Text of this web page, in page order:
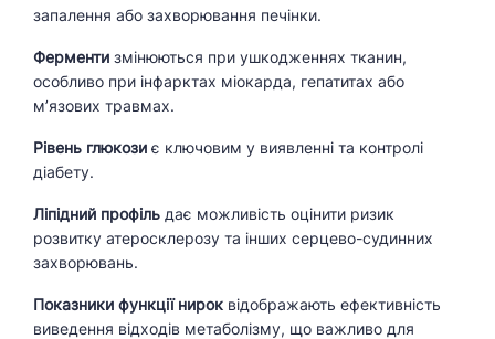
запалення або захворювання печінки.
Ферменти змінюються при ушкодженнях тканин,
особливо при інфарктах міокарда, гепатитах або
м’язових травмах.
Рівень глюкози є ключовим у виявленні та контролі
діабету.
Ліпідний профіль дає можливість оцінити ризик
розвитку атеросклерозу та інших серцево-судинних
захворювань.
Показники функції нирок відображають ефективність
виведення відходів метаболізму, що важливо для